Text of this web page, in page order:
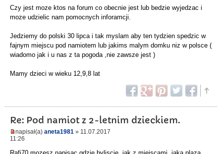
Czy jest moze ktos na forum co obecnie jest lub bedzie wyjedzac i
moze udzielic nam pomocnych inforamcji.
Jedziemy do polski 30 lipca i tak myslam aby ten tydzien spedzic w
fajnym miejscu pod namiotem lub jakims malym domku niz w polsce (
wiadomo jak i u nas z ta pogoda ,nie zawsze jest )
Mamy dzieci w wieku 12,9,8 lat
Re: Pod namiot z 2-letnim dzieckiem.
napisał(a) aneta1981 » 11.07.2017
11:26